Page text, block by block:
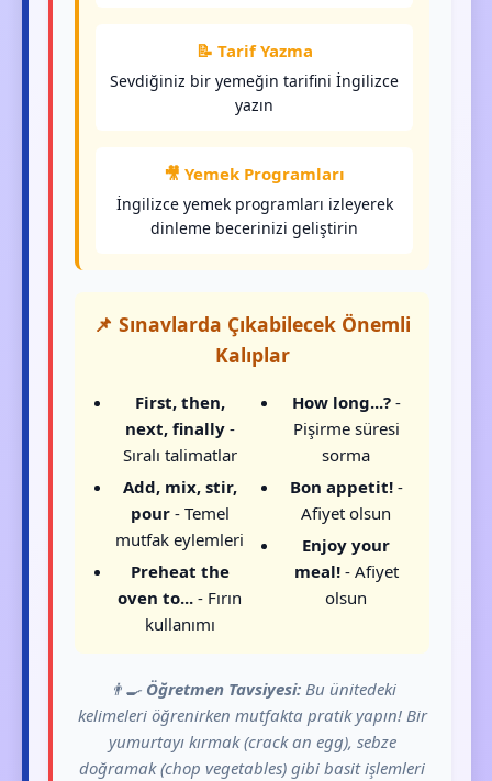
📝 Tarif Yazma
Sevdiğiniz bir yemeğin tarifini İngilizce
yazın
🎥 Yemek Programları
İngilizce yemek programları izleyerek
dinleme becerinizi geliştirin
📌 Sınavlarda Çıkabilecek Önemli
Kalıplar
First, then,
next, finally-
Sıralı talimatlar
Add, mix, stir,
pour- Temel
mutfak eylemleri
Preheat the
oven to... - Fırın
kullanımı
How long...?-
Pişirme süresi
sorma
Bon appetit!-
Afiyet olsun
Enjoy your
meal!- Afiyet
olsun
👨‍🍳 Öğretmen Tavsiyesi:Bu ünitedeki
kelimeleri öğrenirken mutfakta pratik yapın! Bir
yumurtayı kırmak (crack an egg), sebze
doğramak (chop vegetables) gibi basit işlemleri